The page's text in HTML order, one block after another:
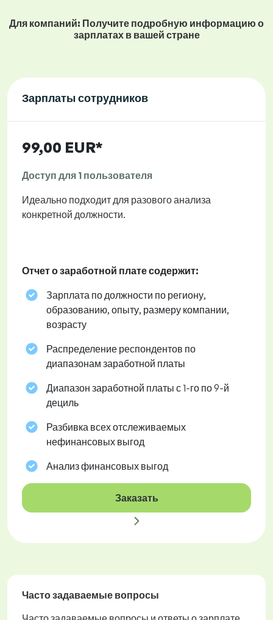
Для компаний: Получите подробную информацию о
зарплатах в вашей стране
Зарплаты сотрудников
99,00 EUR*
Доступ для 1 пользователя
Идеально подходит для разового анализа
конкретной должности.
Отчет о заработной плате содержит:
Зарплата по должности по региону,
образованию, опыту, размеру компании,
возрасту
Распределение респондентов по
диапазонам заработной платы
Диапазон заработной платы с 1-го по 9-й
дециль
Разбивка всех отслеживаемых
нефинансовых выгод
Анализ финансовых выгод
Заказать
Часто задаваемые вопросы